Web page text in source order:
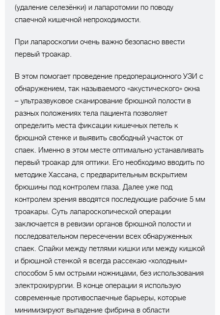
(удаление селезёнки) и лапаротомии по поводу
спаечной кишечной непроходимости.
При лапароскопии очень важно безопасно ввести
первый троакар.
В этом помогает проведение предоперационного УЗИ с
обнаружением, так называемого «акустического» окна
– ультразвуковое сканирование брюшной полости в
разных положениях тела пациента позволяет
определить места фиксации кишечных петель к
брюшной стенке и выявить свободный участок от
спаек. Именно в этом месте оптимально устанавливать
первый троакар для оптики. Его необходимо вводить по
методике Хассана, с предварительным вскрытием
брюшины под контролем глаза. Далее уже под
контролем зрения вводятся последующие рабочие 5 мм
троакары. Суть лапароскопической операции
заключается в ревизии органов брюшной полости и
последовательном пересечении всех обнаруженных
спаек. Спайки между петлями кишки или между кишкой
и брюшной стенкой я всегда рассекаю «холодным»
способом 5 мм острыми ножницами, без использования
электрохирургии. В конце операции я использую
современные противоспаечные барьеры, которые
минимизируют выпадение фибрина в области